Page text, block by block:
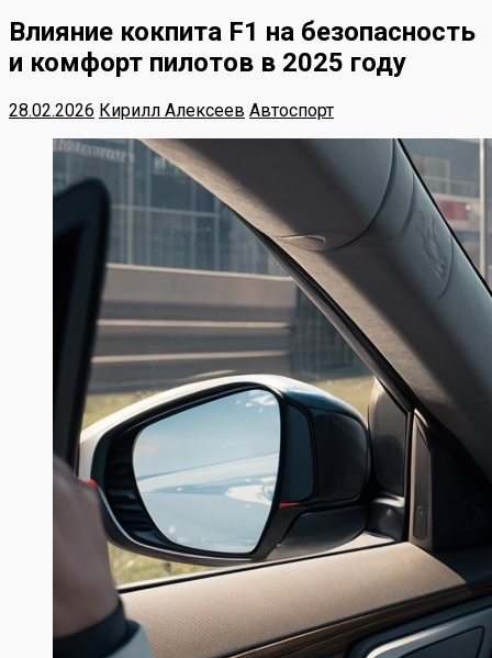
Влияние кокпита F1 на безопасность
и комфорт пилотов в 2025 году
28.02.2026 Кирилл Алексеев Автоспорт